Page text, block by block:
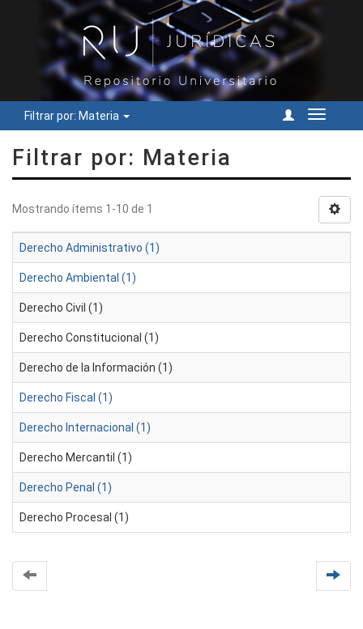
Filtrar por: Materia
Cambiar
Filtrar por: Materia
Mostrando ítems 1-10 de 1
Derecho Administrativo (1)
Derecho Ambiental (1)
Derecho Civil (1)
Derecho Constitucional (1)
Derecho de la Información (1)
Derecho Fiscal (1)
Derecho Internacional (1)
Derecho Mercantil (1)
Derecho Penal (1)
Derecho Procesal (1)